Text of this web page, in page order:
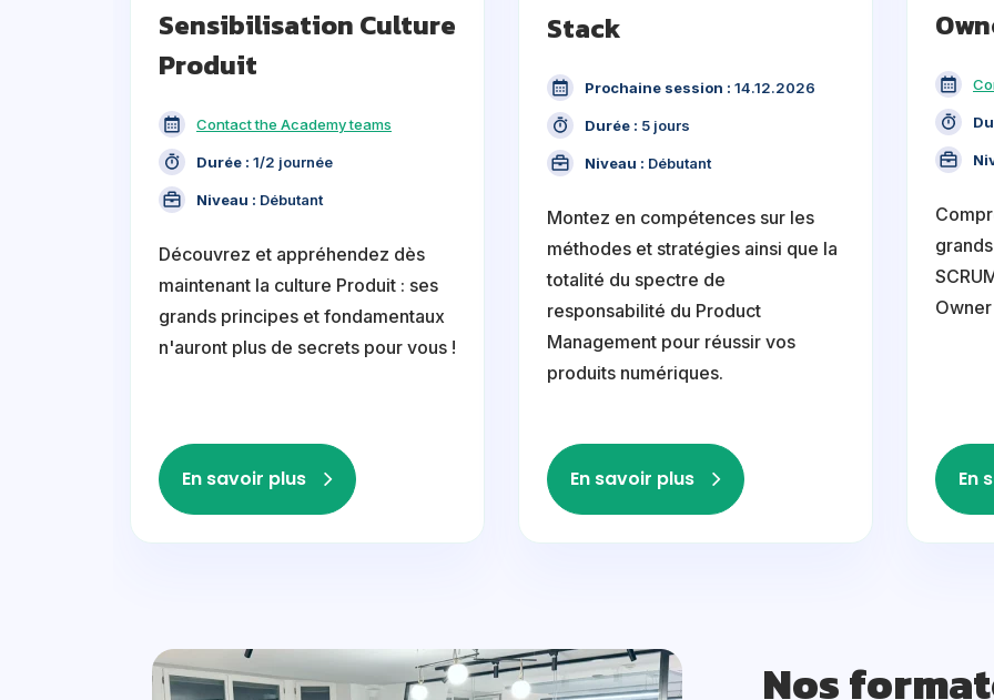
Sensibilisation Culture
Produit
Contact the Academy teams
Durée : 1/2 journée
Niveau : Débutant
Découvrez et appréhendez dès
maintenant la culture Produit : ses
grands principes et fondamentaux
n'auront plus de secrets pour vous !
En savoir plus
Stack
Prochaine session : 14.12.2026
Durée : 5 jours
Niveau : Débutant
Montez en compétences sur les
méthodes et stratégies ainsi que la
totalité du spectre de
responsabilité du Product
Management pour réussir vos
produits numériques.
En savoir plus En
Nos